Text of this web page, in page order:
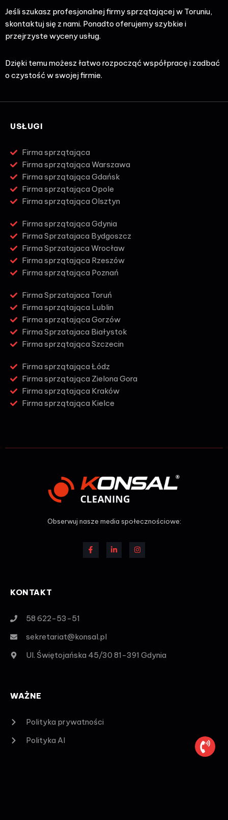
Jeśli szukasz profesjonalnej firmy sprzątającej w Toruniu,
skontaktuj się z nami. Ponadto oferujemy szybkie i
przejrzyste wyceny usług.
Dzięki temu możesz łatwo rozpocząć współpracę i zadbać
o czystość w swojej firmie.
USŁUGI
Firma sprzątająca
Firma sprzątająca Warszawa
Firma sprzątająca Gdańsk
Firma sprzątająca Opole
Firma sprzątająca Olsztyn
Firma sprzątająca Gdynia
Firma Sprzatajaca Bydgoszcz
Firma Sprzatajaca Wrocław
Firma sprzątająca Rzeszów
Firma sprzątająca Poznań
Firma Sprzatajaca Toruń
Firma sprzątająca Lublin
Firma sprzątająca Gorzów
Firma Sprzatajaca Białystok
Firma sprzątająca Szczecin
Firma sprzątająca Łódz
Firma sprzątająca Zielona Gora
Firma sprzątająca Kraków
Firma sprzątająca Kielce
Obserwuj nasze media społecznościowe:
KONTAKT
58 622-53-51
sekretariat@konsal.pl
Ul. Świętojańska 45/30 81-391 Gdynia
WAŻNE
Polityka prywatności
Polityka AI